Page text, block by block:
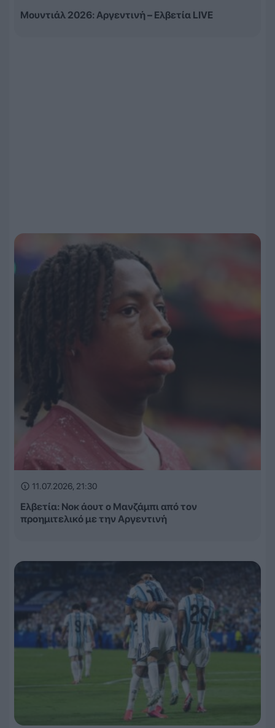
Μουντιάλ 2026: Αργεντινή – Ελβετία LIVE
11.07.2026, 21:30
Ελβετία: Νοκ άουτ ο Μανζάμπι από τον
προημιτελικό με την Αργεντινή